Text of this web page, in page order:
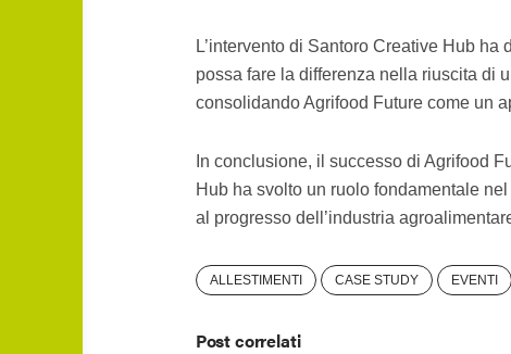
L’intervento di Santoro Creative Hub
possa fare la differenza nella riuscita di
consolidando Agrifood Future come un
In conclusione, il successo di Agrifood
Hub ha svolto un ruolo fondamentale
al progresso dell’industria
ALLESTIMENTI CASE STUDY EVENTI
Post correlati